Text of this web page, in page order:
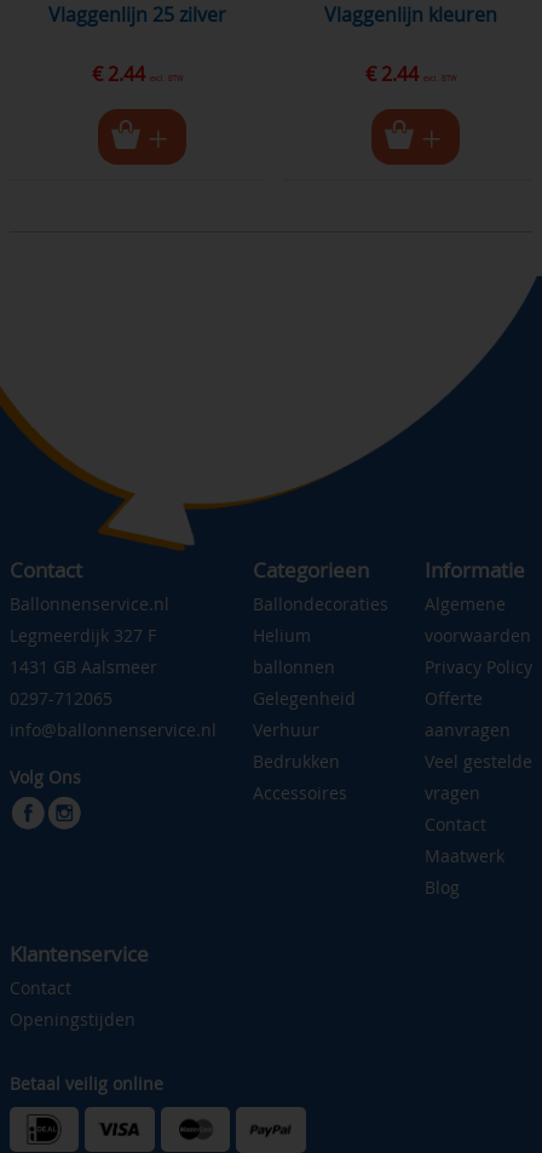
vlaggenlijn 25 zilver
€ 2.44 excl. BTW
vlaggenlijn kleuren
€ 2.44 excl. BTW
Contact
Ballonnenservice.nl
Legmeerdijk 327 F
1431 GB Aalsmeer
0297-712065
info@ballonnenservice.nl
Volg Ons
Categorieen
Ballondecoraties
Helium
ballonnen
Gelegenheid
Verhuur
Bedrukken
Accessoires
Informatie
Algemene
voorwaarden
Privacy Policy
Offerte
aanvragen
Veel gestelde
vragen
Contact
Maatwerk
Blog
Klantenservice
Contact
Openingstijden
Betaal veilig online